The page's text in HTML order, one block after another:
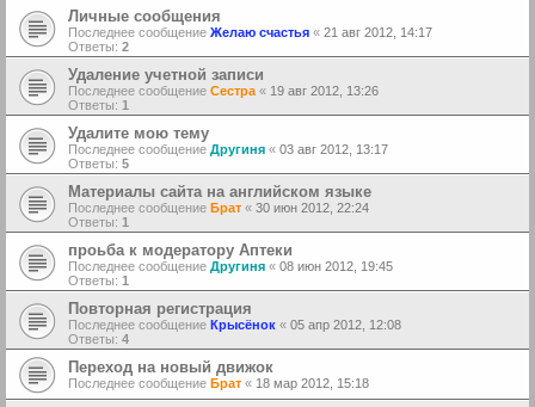
Личные сообщения
Последнее сообщение Желаю счастья « 21 авг 2012, 14:17
Ответы: 2
Удаление учетной записи
Последнее сообщение Сестра « 19 авг 2012, 13:26
Ответы: 1
Удалите мою тему
Последнее сообщение Другиня « 03 авг 2012, 13:17
Ответы: 5
Материалы сайта на английском языке
Последнее сообщение Брат « 30 июн 2012, 22:24
Ответы: 1
проьба к модератору Аптеки
Последнее сообщение Другиня « 08 июн 2012, 19:45
Ответы: 1
Повторная регистрация
Последнее сообщение Крысёнок « 05 апр 2012, 12:08
Ответы: 4
Переход на новый движок
Последнее сообщение Брат « 18 мар 2012, 15:18